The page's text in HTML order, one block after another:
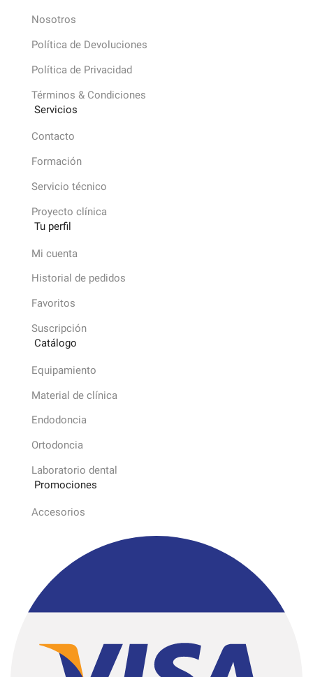
Nosotros
Política de Devoluciones
Política de Privacidad
Términos & Condiciones
Servicios
Contacto
Formación
Servicio técnico
Proyecto clínica
Tu perfil
Mi cuenta
Historial de pedidos
Favoritos
Suscripción
Catálogo
Equipamiento
Material de clínica
Endodoncia
Ortodoncia
Laboratorio dental
Promociones
Accesorios